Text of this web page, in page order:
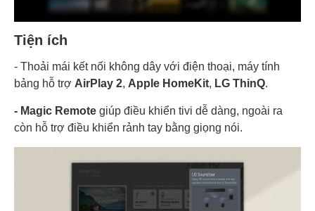
Tiện ích
- Thoải mái kết nối không dây với điện thoại, máy tính
bảng hỗ trợ AirPlay 2, Apple HomeKit, LG ThinQ.
- Magic Remote giúp điều khiển tivi dễ dàng, ngoài ra
còn hỗ trợ điều khiển rảnh tay bằng giọng nói.